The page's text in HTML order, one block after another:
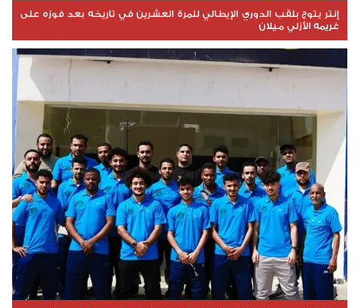
إنتر يتوج بلقب الدوري الإيطالي للمرة العشرين في تاريخه بعد فوزه على
غريمه الأزلي ميلان